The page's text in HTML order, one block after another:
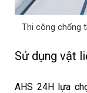
Thi công chống
Sử dụng vật
AHS 24H lựa